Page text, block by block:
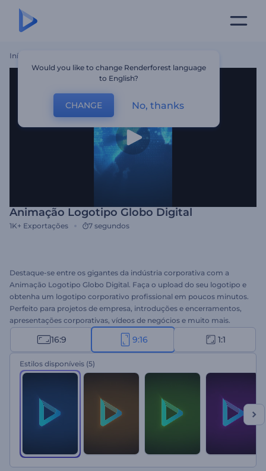
Início
Animação Logotipo Globo Digital
1K+ Exportações 7 segundos
Destaque-se entre os gigantes da indústria corporativa com a
Animação Logotipo Globo Digital. Faça o upload do seu logotipo e
obtenha um logotipo corporativo profissional em poucos minutos.
Perfeito para projetos de empresa, introduções e encerramentos,
apresentações corporativas, vídeos de negócios e muito mais.
Desafie seus concorrentes com uma animação de logotipo
vibrante e elegante. Experimente agora mesmo!
16:9 9:16 1:1
Estilos disponíveis (5)
Would you like to change Renderforest language
to English?
CHANGE No, thanks